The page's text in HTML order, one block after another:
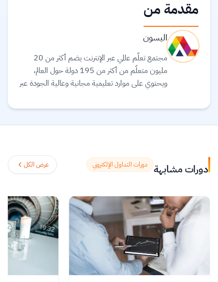
مقدمة من
اليسون
مجتمع تعلّم عالمي عبر الإنترنت يضم أكثر من 20
مليون متعلّم من أكثر من 195 دولة حول العالم،
ويحتوي على موارد تعليمية مجانية وعالية الجودة عبر
ومعتمدة لسوق العمل. وهم ملتزمون بتحقيق
تحقيق الإمكانات الكاملة.اقرأ المزيد.
دورات مشابهة دورات التداول الإلكتروني عرض الكل